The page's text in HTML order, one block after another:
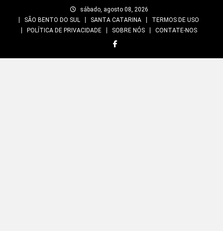
sábado, agosto 08, 2026
SÃO BENTO DO SUL
SANTA CATARINA
TERMOS DE USO
POLÍTICA DE PRIVACIDADE
SOBRE NÓS CONTATE-NOS